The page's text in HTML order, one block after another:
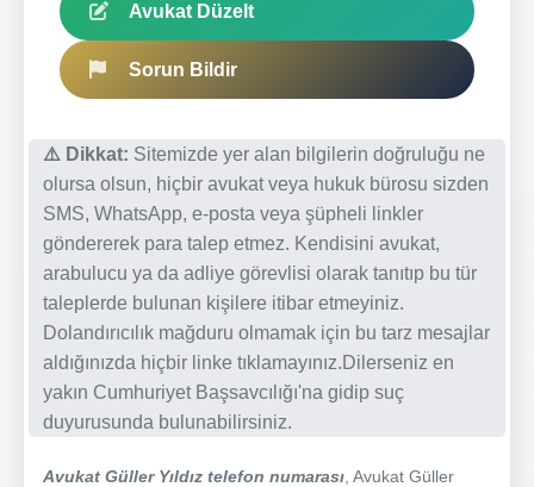
Avukat Düzelt
Sorun Bildir
⚠️ Dikkat: Sitemizde yer alan bilgilerin doğruluğu ne
olursa olsun, hiçbir avukat veya hukuk bürosu sizden
SMS, WhatsApp, e-posta veya şüpheli linkler
göndererek para talep etmez. Kendisini avukat,
arabulucu ya da adliye görevlisi olarak tanıtıp bu tür
taleplerde bulunan kişilere itibar etmeyiniz.
Dolandırıcılık mağduru olmamak için bu tarz mesajlar
aldığınızda hiçbir linke tıklamayınız.Dilerseniz en
yakın Cumhuriyet Başsavcılığı'na gidip suç
duyurusunda bulunabilirsiniz.
Avukat Güller Yıldız telefon numarası , Avukat Güller